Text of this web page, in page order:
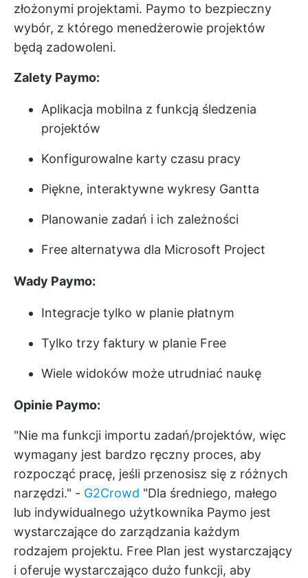
złożonymi projektami. Paymo to bezpieczny
wybór, z którego menedżerowie projektów
będą zadowoleni.
Zalety Paymo:
Aplikacja mobilna z funkcją śledzenia
projektów
Konfigurowalne karty czasu pracy
Piękne, interaktywne wykresy Gantta
Planowanie zadań i ich zależności
Free alternatywa dla Microsoft Project
Wady Paymo:
Integracje tylko w planie płatnym
Tylko trzy faktury w planie Free
Wiele widoków może utrudniać naukę
Opinie Paymo:
"Nie ma funkcji importu zadań/projektów, więc
wymagany jest bardzo ręczny proces, aby
rozpocząć pracę, jeśli przenosisz się z różnych
narzędzi." - G2Crowd "Dla średniego, małego
lub indywidualnego użytkownika Paymo jest
wystarczające do zarządzania każdym
rodzajem projektu. Free Plan jest wystarczający
i oferuje wystarczająco dużo funkcji, aby